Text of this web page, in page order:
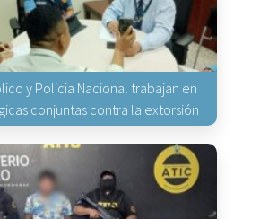
y Policía Nacional trabajan en
conjuntas contra la extorsión